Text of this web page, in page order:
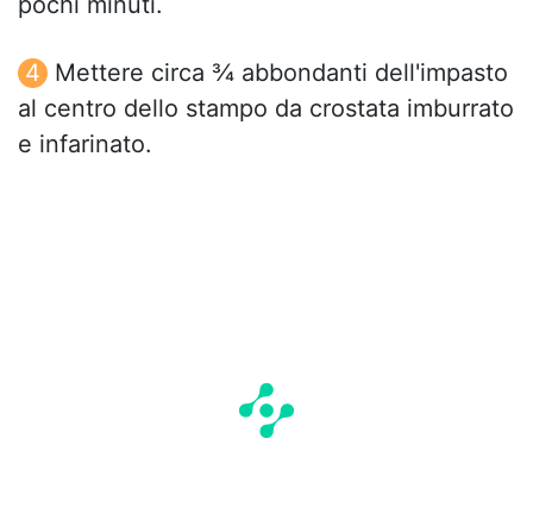
Mettere circa ¾ abbondanti dell'impasto
al centro dello stampo da crostata imburrato
e infarinato.